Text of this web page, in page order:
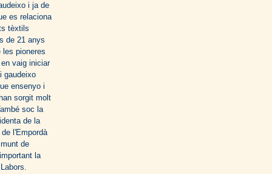
i ja de
es relaciona
tèxtils
de 21 anys
les pioneres
vaig iniciar
gaudeixo
ensenyo i
sorgit molt
soc la
de la
l'Empordà
de
la